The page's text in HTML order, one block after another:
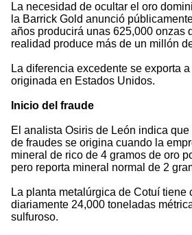
La necesidad de ocultar el oro
la Barrick Gold anunció
años producirá unas 625,000 onzas
realidad produce más de un millón
La diferencia excedente se exporta
originada en Estados Unidos.
Inicio del fraude
El analista Osiris de León indica
de fraudes se origina cuando la
mineral de rico de 4 gramos de oro
pero reporta mineral normal de 2
La planta metalúrgica de Cotuí tiene
diariamente 24,000 toneladas
sulfuroso.